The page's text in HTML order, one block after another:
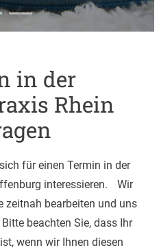
in der
Rhein
für einen Termin in der
interessieren. Wir
zeitnah bearbeiten und uns
beachten Sie, dass Ihr
wenn wir Ihnen diesen